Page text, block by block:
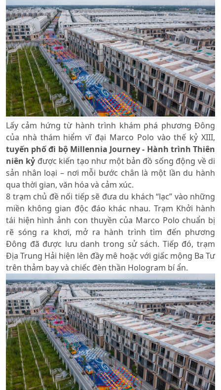
Lấy cảm hứng từ hành trình khám phá phương Đông
của nhà thám hiểm vĩ đại Marco Polo vào thế kỷ XIII,
tuyến phố đi bộ Millennia Journey - Hành trình Thiên
niên kỷ được kiến tạo như một bản đồ sống động về di
sản nhân loại – nơi mỗi bước chân là một lần du hành
qua thời gian, văn hóa và cảm xúc.
8 trạm chủ đề nối tiếp sẽ đưa du khách “lạc” vào những
miền không gian độc đáo khác nhau. Trạm Khởi hành
tái hiện hình ảnh con thuyền của Marco Polo chuẩn bị
rẽ sóng ra khơi, mở ra hành trình tìm đến phương
Đông đã được lưu danh trong sử sách. Tiếp đó, trạm
Địa Trung Hải hiện lên đầy mê hoặc với giấc mộng Ba Tư
trên thảm bay và chiếc đèn thần Hologram bí ẩn.